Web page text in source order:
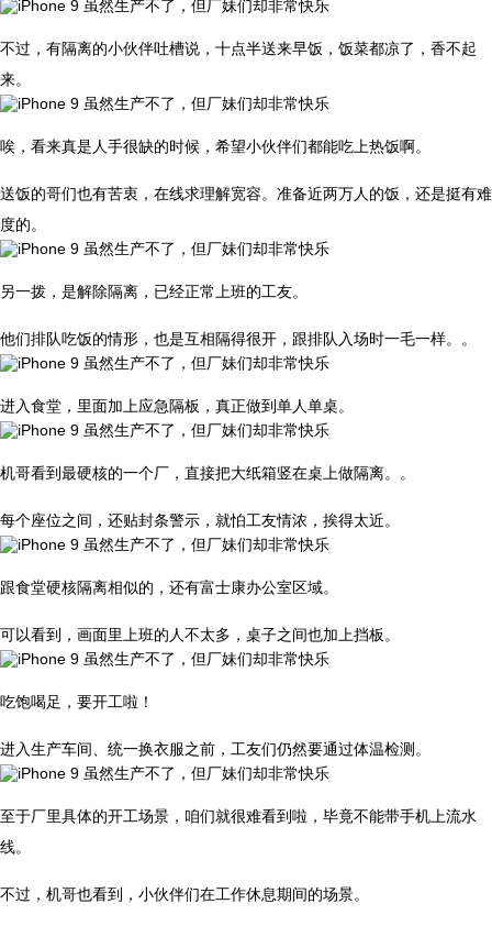
不过，有隔离的小伙伴吐槽说，十点半送来早饭，饭菜都凉了，香不起
来。
唉，看来真是人手很缺的时候，希望小伙伴们都能吃上热饭啊。
送饭的哥们也有苦衷，在线求理解宽容。准备近两万人的饭，还是挺有难
度的。
另一拨，是解除隔离，已经正常上班的工友。
他们排队吃饭的情形，也是互相隔得很开，跟排队入场时一毛一样。。
进入食堂，里面加上应急隔板，真正做到单人单桌。
机哥看到最硬核的一个厂，直接把大纸箱竖在桌上做隔离。。
每个座位之间，还贴封条警示，就怕工友情浓，挨得太近。
跟食堂硬核隔离相似的，还有富士康办公室区域。
可以看到，画面里上班的人不太多，桌子之间也加上挡板。
吃饱喝足，要开工啦！
进入生产车间、统一换衣服之前，工友们仍然要通过体温检测。
至于厂里具体的开工场景，咱们就很难看到啦，毕竟不能带手机上流水
线。
不过，机哥也看到，小伙伴们在工作休息期间的场景。